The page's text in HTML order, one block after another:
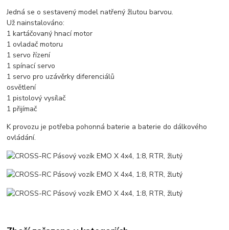
Jedná se o sestavený model natřený žlutou barvou.
Už nainstalováno:
1 kartáčovaný hnací motor
1 ovladač motoru
1 servo řízení
1 spínací servo
1 servo pro uzávěrky diferenciálů
osvětlení
1 pistolový vysílač
1 přijímač
K provozu je potřeba pohonná baterie a baterie do dálkového
ovládání.